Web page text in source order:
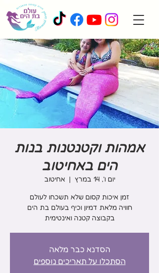
אמהות וקטנטנות בנות
הים באחיטוב
יום ו׳, 14 במרץ
  |
אחיטוב
בקבוצה קטנה ואינטימית
הסדנא כבר מלאה
הסתכלו על תאריכים נוספים